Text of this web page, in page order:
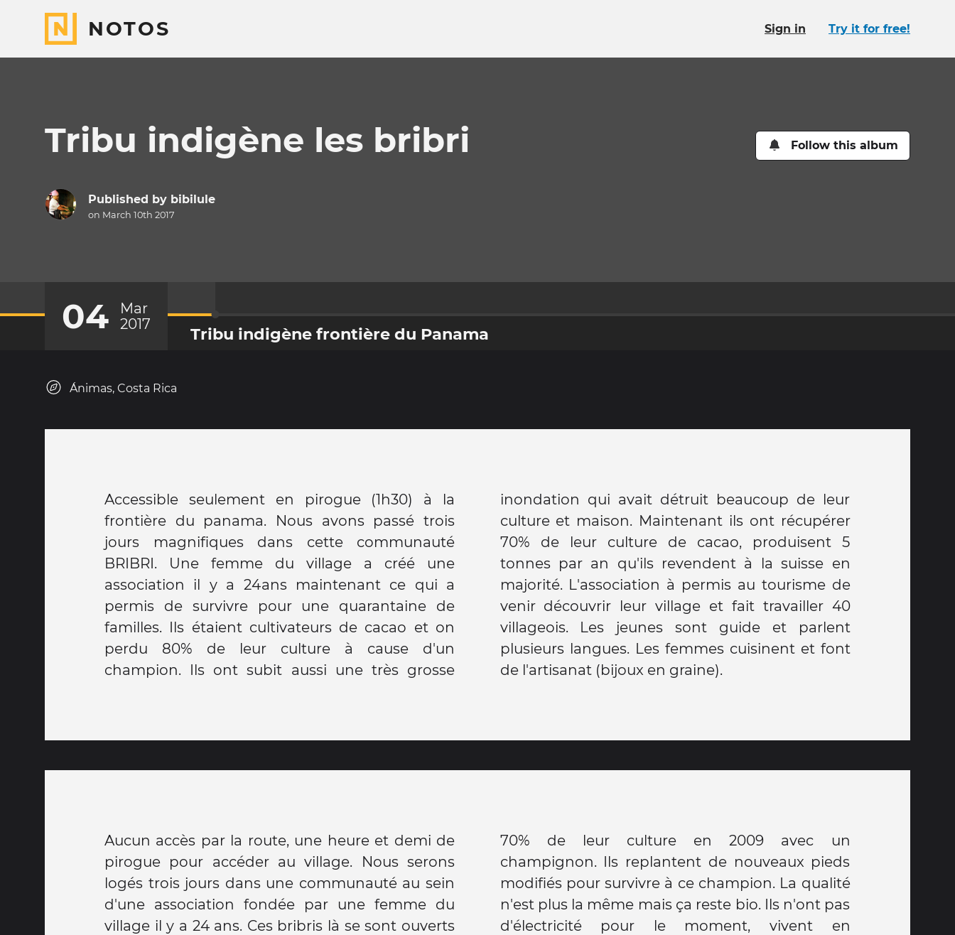
NOTOS Sign in Try it for free!
Tribu indigène les bribri Follow this album
Published by bibilule
on March 10th 2017
04
Mar
2017
Tribu indigène frontière du Panama
Ánimas, Costa Rica
Accessible seulement en pirogue (1h30) à la
frontière du panama. Nous avons passé trois
jours magnifiques dans cette communauté
BRIBRI. Une femme du village a créé une
association il y a 24ans maintenant ce qui a
permis de survivre pour une quarantaine de
familles. Ils étaient cultivateurs de cacao et on
perdu 80% de leur culture à cause d'un
champion. Ils ont subit aussi une très grosse
inondation qui avait détruit beaucoup de leur
culture et maison. Maintenant ils ont récupérer
70% de leur culture de cacao, produisent 5
tonnes par an qu'ils revendent à la suisse en
majorité. L'association à permis au tourisme de
venir découvrir leur village et fait travailler 40
villageois. Les jeunes sont guide et parlent
plusieurs langues. Les femmes cuisinent et font
de l'artisanat (bijoux en graine).
Aucun accès par la route, une heure et demi de
pirogue pour accéder au village. Nous serons
logés trois jours dans une communauté au sein
d'une association fondée par une femme du
village il y a 24 ans. Ces bribris là se sont ouverts
70% de leur culture en 2009 avec un
champignon. Ils replantent de nouveaux pieds
modifiés pour survivre à ce champion. La qualité
n'est plus la même mais ça reste bio. Ils n'ont pas
d'électricité pour le moment, vivent en